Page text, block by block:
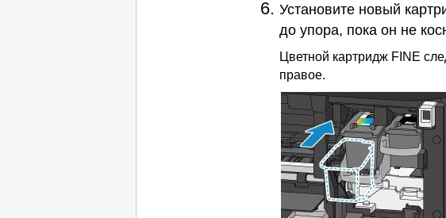
Установите новый
до упора, пока он не
Цветной картридж FINE
правое.